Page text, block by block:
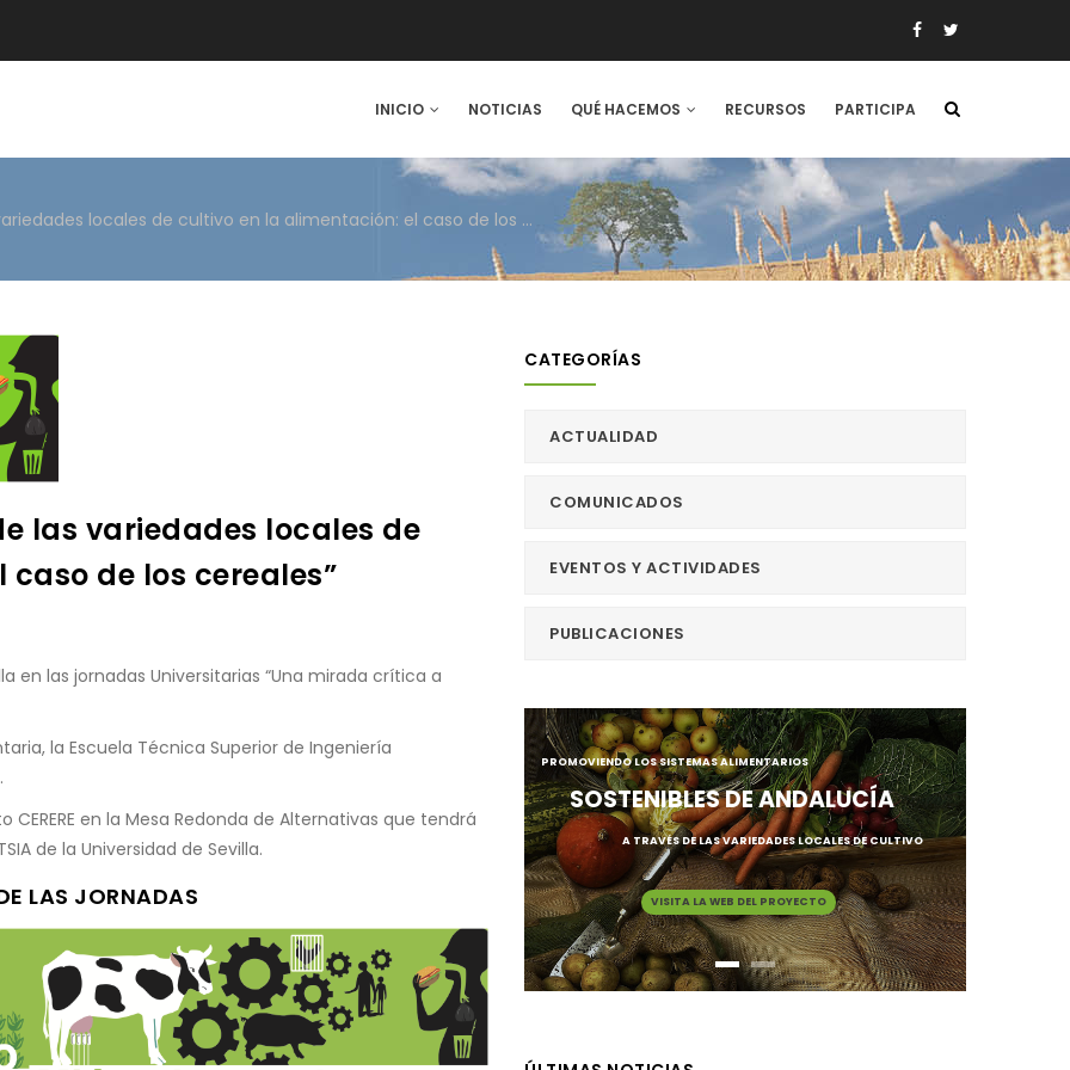
INICIO NOTICIAS QUÉ HACEMOS RECURSOS PARTICIPA
Conferencia “La utilización de las variedades locales de cultivo en la alimentación: el caso de los cereales”
las variedades locales de
de los cereales”
en las jornadas Universitarias “Una mirada crítica a
la Escuela Técnica Superior de Ingeniería
en la Mesa Redonda de Alternativas que tendrá
de la Universidad de Sevilla.
LAS JORNADAS
CATEGORÍAS
ACTUALIDAD
COMUNICADOS
EVENTOS Y ACTIVIDADES
PUBLICACIONES
PROMOVIENDO LOS SISTEMAS ALIMENTARIOS
SOSTENIBLES DE ANDALUCÍA
A TRAVÉS DE LAS VARIEDADES LOCALES DE CULTIVO
VISITA LA WEB DEL PROYECTO